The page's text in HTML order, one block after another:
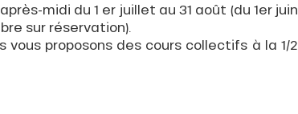
midi du 1 er juillet au 31 août (du 1er juin
sur réservation).
vous proposons des cours collectifs à la 1/2